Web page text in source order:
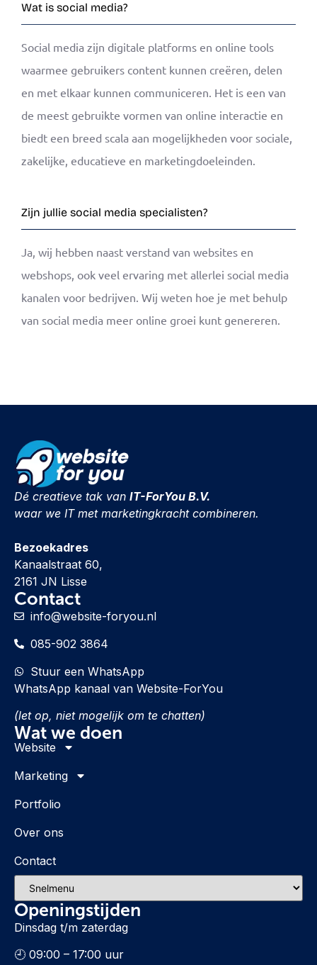
Wat is social media?
Social media zijn digitale platforms en online tools
waarmee gebruikers content kunnen creëren, delen
en met elkaar kunnen communiceren. Het is een van
de meest gebruikte vormen van online interactie en
biedt een breed scala aan mogelijkheden voor sociale,
zakelijke, educatieve en marketingdoeleinden.
Zijn jullie social media specialisten?
Ja, wij hebben naast verstand van websites en
webshops, ook veel ervaring met allerlei social media
kanalen voor bedrijven. Wij weten hoe je met behulp
van social media meer online groei kunt genereren.
Dé creatieve tak van IT-ForYou B.V.
waar we IT met marketingkracht combineren.
Bezoekadres
Kanaalstraat 60,
2161 JN Lisse
Contact
info@website-foryou.nl
085-902 3864
Stuur een WhatsApp
WhatsApp kanaal van Website-ForYou
(let op, niet mogelijk om te chatten)
Wat we doen
Website
Marketing
Portfolio
Over ons
Contact
Openingstijden
Dinsdag t/m zaterdag
🕘 09:00 – 17:00 uur